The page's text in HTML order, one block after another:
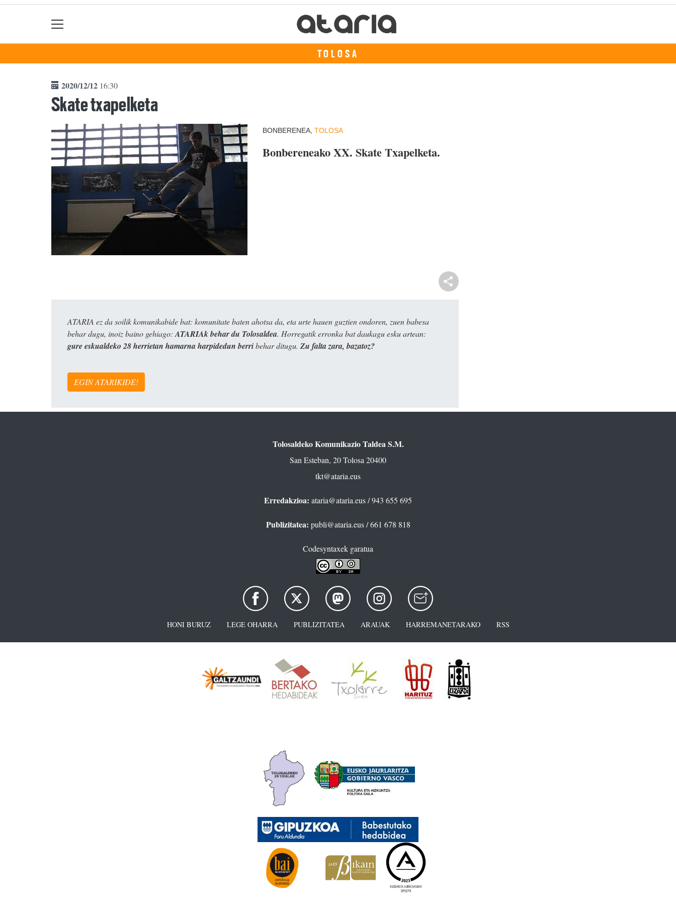
TOLOSA
2020/12/12 16:30
Skate txapelketa
BONBERENEA, TOLOSA
Bonbereneako XX. Skate Txapelketa.
ATARIA ez da soilik komunikabide bat: komunitate baten ahotsa da, eta urte hauen guztien ondoren, zuen babesa
behar dugu, inoiz baino gehiago: ATARIAk behar du Tolosaldea. Horregatik erronka bat daukagu esku artean:
gure eskualdeko 28 herrietan hamarna harpidedun berribehar ditugu. Zu falta zara, bazatoz?
EGIN ATARIKIDE!
Tolosaldeko Komunikazio Taldea S.M.
San Esteban, 20 Tolosa 20400
tkt@ataria.eus
Erredakzioa: ataria@ataria.eus/ 943 655 695
Publizitatea: publi@ataria.eus/ 661 678 818
Codesyntaxek garatua
HONI BURUZ LEGE OHARRA PUBLIZITATEA ARAUAK HARREMANETARAKO RSS